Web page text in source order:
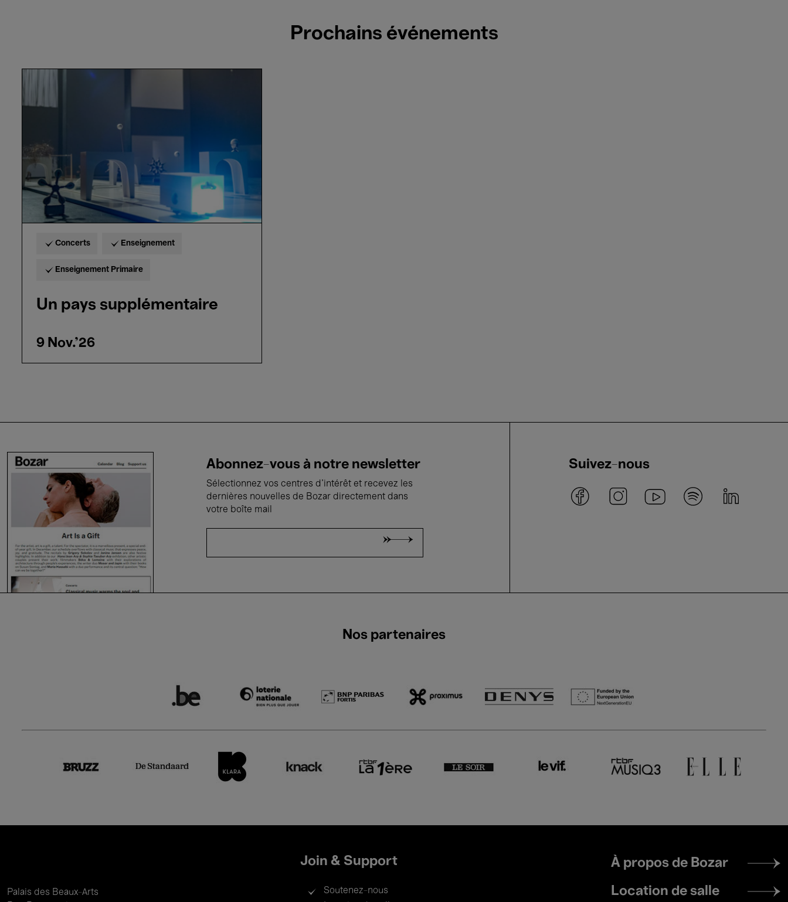
Prochains événements
Concerts Enseignement
Enseignement Primaire
Un pays supplémentaire
9 Nov.'26
Abonnez-vous à notre newsletter
Sélectionnez vos centres d'intérêt et recevez les
dernières nouvelles de Bozar directement dans
votre boîte mail
Suivez-nous
Nos partenaires
Palais des Beaux-Arts
Join & Support
Soutenez-nous
Footer
menu
À propos de Bozar
Location de salle